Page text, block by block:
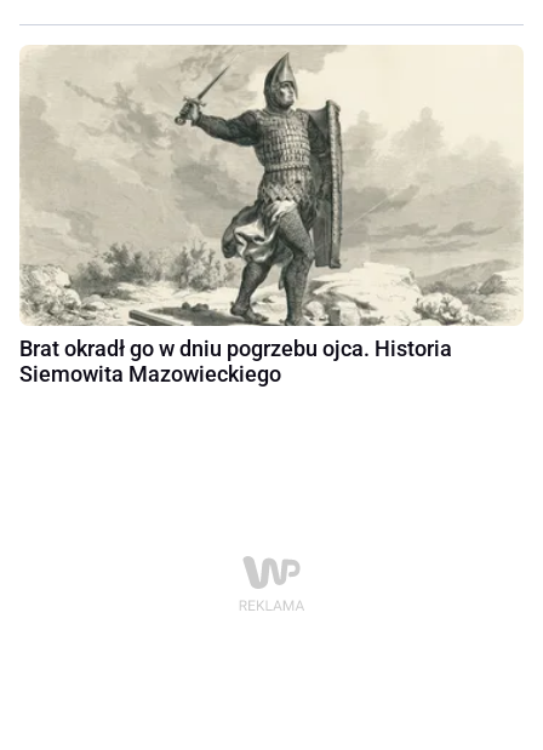
Brat okradł go w dniu pogrzebu ojca. Historia
Siemowita Mazowieckiego